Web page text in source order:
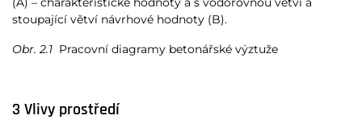
stoupající větví návrhové hodnoty (B).
Obr. 2.1 Pracovní diagramy betonářské výztuže
3 Vlivy prostředí